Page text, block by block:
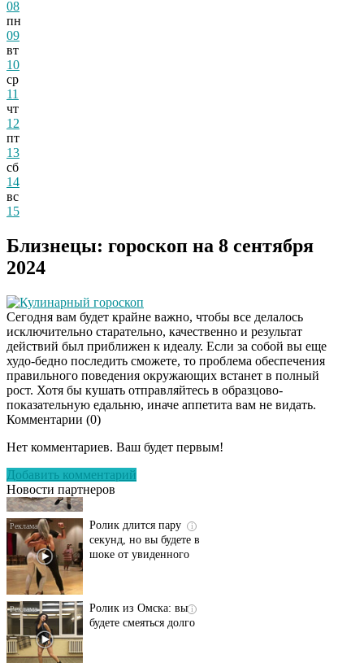
08
пн
09
вт
10
ср
11
чт
12
пт
13
сб
14
вс
15
Близнецы: гороскоп на 8 сентября
2024
Кулинарный гороскоп
Сегодня вам будет крайне важно, чтобы все делалось
исключительно старательно, качественно и результат
действий был приближен к идеалу. Если за собой вы еще
худо-бедно последить сможете, то проблема обеспечения
правильного поведения окружающих встанет в полный
рост. Хотя бы кушать отправляйтесь в образцово-
показательную едальню, иначе аппетита вам не видать.
Комментарии (0)
Нет комментариев. Ваш будет первым!
Добавить комментарий
Новости партнеров
Этот танец невесты
Пересмотрела 10 раз
секунд, но вы будете в
шоке от увиденного
будете смеяться долго